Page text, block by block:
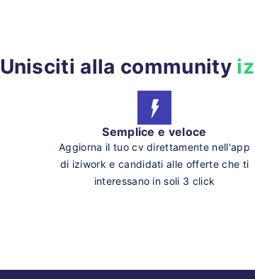
Unisciti alla community
Semplice e veloce
Aggiorna il tuo cv direttamente nell'app
di iziwork e candidati alle offerte che ti
interessano in soli 3 click